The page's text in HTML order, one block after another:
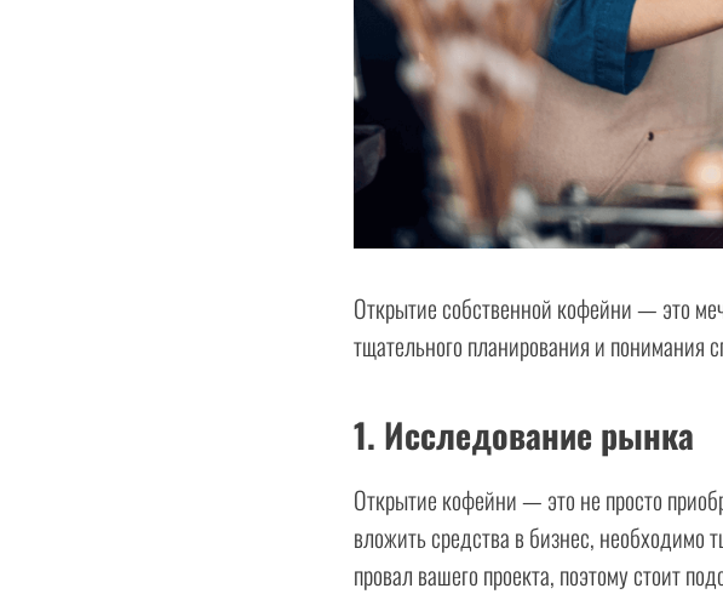
Открытие собственной кофейни — это
тщательного планирования и понимания
1. Исследование рынка
Открытие кофейни — это не просто
вложить средства в бизнес, необходимо
провал вашего проекта, поэтому стоит